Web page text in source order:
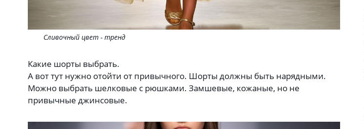
Сливочный цвет - тренд
Какие шорты выбрать.
А вот тут нужно отойти от привычного. Шорты должны быть нарядными.
Можно выбрать шелковые с рюшками. Замшевые, кожаные, но не
привычные джинсовые.